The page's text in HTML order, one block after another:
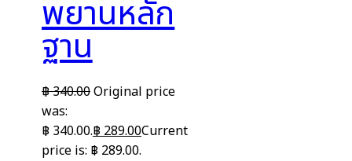
พยานหลัก
ฐาน
฿340.00Original price
was:
฿ 340.00.฿289.00Current
price is: ฿ 289.00.